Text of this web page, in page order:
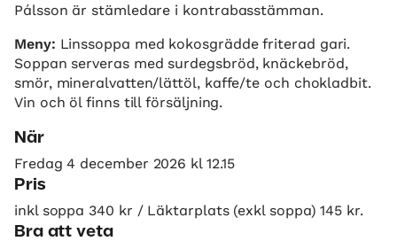
Pálsson är stämledare i kontrabasstämman.
Meny: Linssoppa med kokosgrädde friterad gari.
Soppan serveras med surdegsbröd, knäckebröd,
smör, mineralvatten/lättöl, kaffe/te och chokladbit.
Vin och öl finns till försäljning.
När
Fredag 4 december 2026 kl 12.15
Pris
inkl soppa 340 kr / Läktarplats (exkl soppa) 145 kr.
Bra att veta